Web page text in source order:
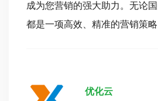
成为您营销的强大助力。无论
都是一项高效、精准的营销策略
优化云